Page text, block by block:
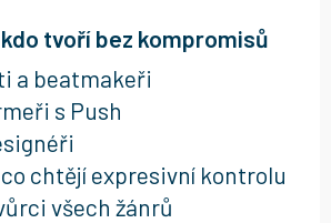
tvoří bez kompromisů
a beatmakeři
s Push
chtějí expresivní kontrolu
všech žánrů